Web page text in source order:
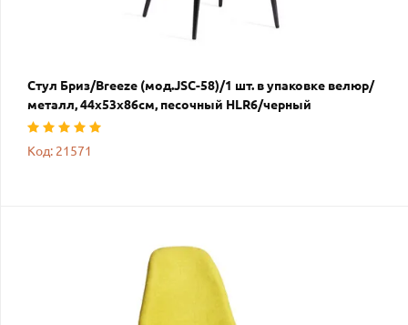
Стул Бриз/Breeze (мод.JSC-58)/1 шт. в упаковке велюр/
металл, 44х53х86см, песочный HLR6/черный
Код: 21571